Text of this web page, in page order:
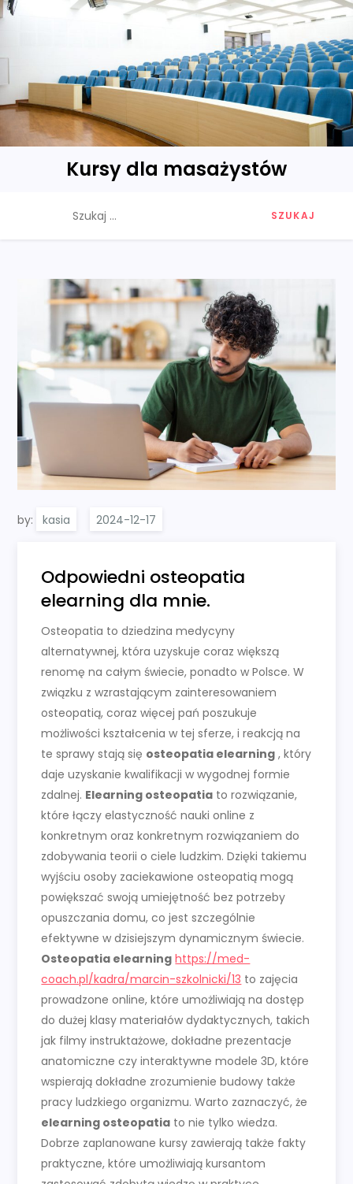
Skip
Kursy dla masażystów
by: kasia
Odpowiedni osteopatia
elearning dla mnie.
Osteopatia to dziedzina medycyny
alternatywnej, która uzyskuje coraz większą
renomę na całym świecie, ponadto w Polsce. W
związku z wzrastającym zainteresowaniem
osteopatią, coraz więcej pań poszukuje
możliwości kształcenia w tej sferze, i reakcją na
te sprawy stają się osteopatia elearning , który
daje uzyskanie kwalifikacji w wygodnej formie
zdalnej. Elearning osteopatia to rozwiązanie,
które łączy elastyczność nauki online z
konkretnym oraz konkretnym rozwiązaniem do
zdobywania teorii o ciele ludzkim. Dzięki takiemu
wyjściu osoby zaciekawione osteopatią mogą
powiększać swoją umiejętność bez potrzeby
opuszczania domu, co jest szczególnie
efektywne w dzisiejszym dynamicznym świecie.
Osteopatia elearning https://med-
coach.pl/kadra/marcin-szkolnicki/13 to zajęcia
prowadzone online, które umożliwiają na dostęp
do dużej klasy materiałów dydaktycznych, takich
jak filmy instruktażowe, dokładne prezentacje
anatomiczne czy interaktywne modele 3D, które
wspierają dokładne zrozumienie budowy także
pracy ludzkiego organizmu. Warto zaznaczyć, że
elearning osteopatia to nie tylko wiedza.
Dobrze zaplanowane kursy zawierają także fakty
praktyczne, które umożliwiają kursantom